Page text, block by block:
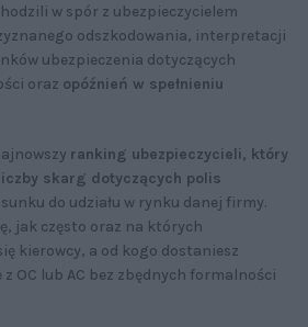
w spór z ubezpieczycielem
odszkodowania, interpretacji
ubezpieczenia dotyczących
oraz opóźnień w spełnieniu
ranking ubezpieczycieli, który
skarg dotyczących polis
do udziału w rynku danej firmy.
jak często oraz na których
kierowcy, a od kogo dostaniesz
OC lub AC bez zbędnych formalności